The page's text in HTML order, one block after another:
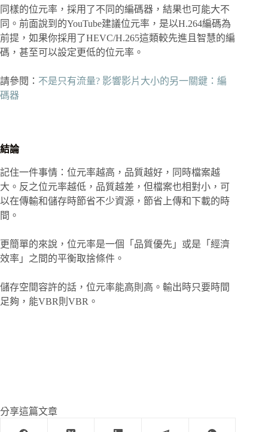
同樣的位元率，採用了不同的編碼器，結果也可能大不
同。前面說到的YouTube建議位元率，是以H.264編碼為
前提，如果你採用了HEVC/H.265這類較先進且智慧的編
碼，甚至可以設定更低的位元率。
請參閱： 不是只有流量? 影響影片大小的另一關鍵：編
碼器
結論
記住一件事情：位元率越高，品質越好，同時檔案越
大。反之位元率越低，品質越差，但檔案也相對小，可
以在傳輸和儲存時節省不少資源，節省上傳和下載的時
間。
更簡單的來說，位元率是一個「品質優先」或是「經濟
效率」之間的平衡取捨條件。
儲存空間容許的話，位元率能高則高。輸出時只要時間
足夠，能VBR則VBR。
分享這篇文章